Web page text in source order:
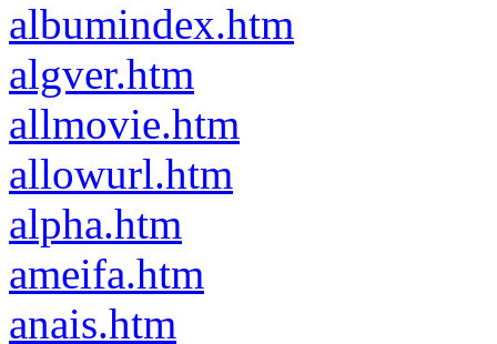
albumindex.htm
algver.htm
allmovie.htm
allowurl.htm
alpha.htm
ameifa.htm
anais.htm